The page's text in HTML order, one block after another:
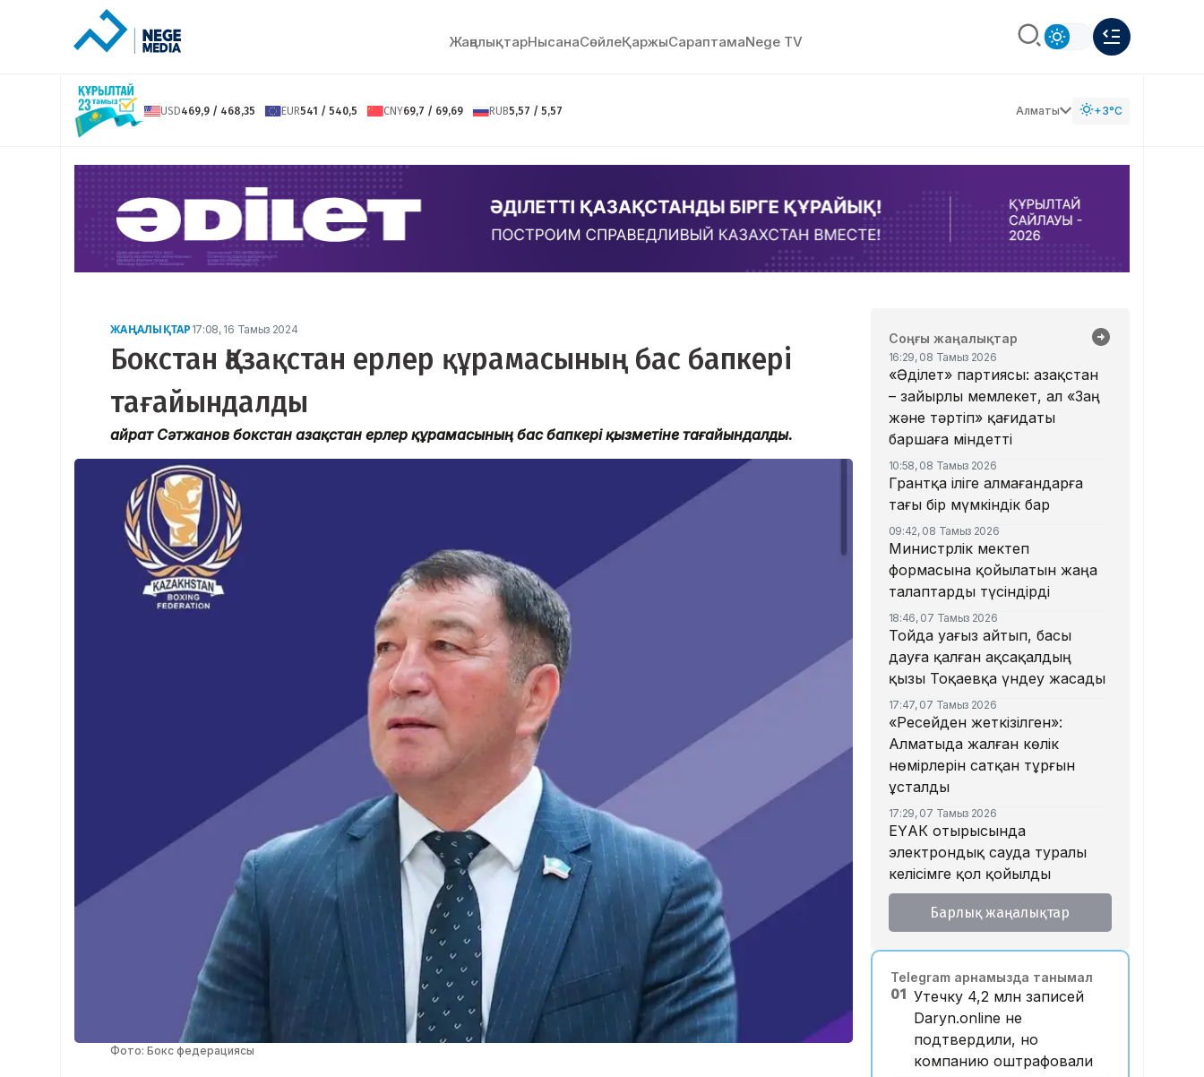
ЖаңалықтарНысанаСөйлeҚаржыСараптамаNege TV
USD469,9 / 468,35 EUR541 / 540,5 CNY69,7 / 69,69 RUB5,57 / 5,57 Алматы +3°C
ЖАҢАЛЫҚТАР 17:08, 16 Тамыз 2024
Бокстан Қазақстан ерлер құрамасының бас бапкері
тағайындалды
Қайрат Сәтжанов бокстан Қазақстан ерлер құрамасының бас бапкері қызметіне тағайындалды.
Фото: Бокс федерациясы
Соңғы жаңалықтар
16:29, 08 Тамыз 2026
«Әділет» партиясы: Қазақстан
– зайырлы мемлекет, ал «Заң
және тәртіп» қағидаты
баршаға міндетті
10:58, 08 Тамыз 2026
Грантқа іліге алмағандарға
тағы бір мүмкіндік бар
09:42, 08 Тамыз 2026
Министрлік мектеп
формасына қойылатын жаңа
талаптарды түсіндірді
18:46, 07 Тамыз 2026
Тойда уағыз айтып, басы
дауға қалған ақсақалдың
қызы Тоқаевқа үндеу жасады
17:47, 07 Тамыз 2026
«Ресейден жеткізілген»:
Алматыда жалған көлік
нөмірлерін сатқан тұрғын
ұсталды
17:29, 07 Тамыз 2026
ЕҮАК отырысында
электрондық сауда туралы
келісімге қол қойылды
16:49, 07 Тамыз 2026
Алматыдағы «Байсат»
15:53, 07 Тамыз 2026
Қазақстанда аукцион өткізу
тәртібі өзгертілмек: кепілдік
жарна құны қымбаттайды
Барлық жаңалықтар
Telegram арнамызда танымал
01 Утечку 4,2 млн записей
Daryn.online не
подтвердили, но
компанию оштрафовали